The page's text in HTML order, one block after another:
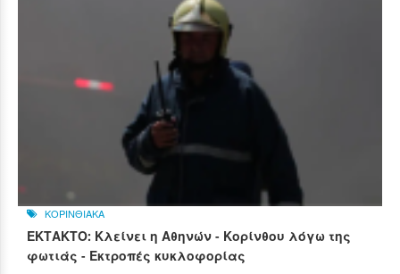
ΚΟΡΙΝΘΙΑΚΑ
ΕΚΤΑΚΤΟ: Κλείνει η Αθηνών - Κορίνθου λόγω της
φωτιάς - Εκτροπές κυκλοφορίας